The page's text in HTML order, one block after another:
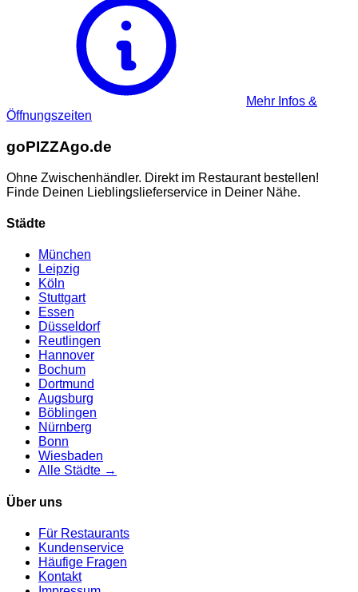
Mehr Infos &
Öffnungszeiten
goPIZZAgo.de
Ohne Zwischenhändler. Direkt im Restaurant bestellen!
Finde Deinen Lieblingslieferservice in Deiner Nähe.
Städte
München
Leipzig
Köln
Stuttgart
Essen
Düsseldorf
Reutlingen
Hannover
Bochum
Dortmund
Augsburg
Böblingen
Nürnberg
Bonn
Wiesbaden
Alle Städte →
Über uns
Für Restaurants
Kundenservice
Häufige Fragen
Kontakt